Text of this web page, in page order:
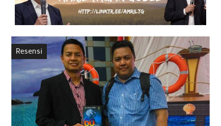
Resensi